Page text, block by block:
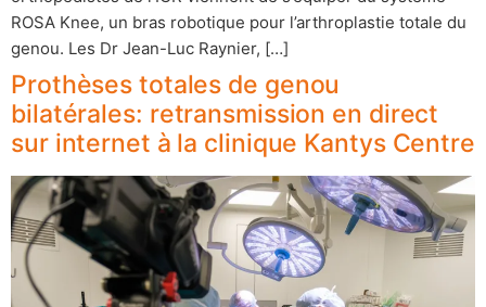
ROSA Knee, un bras robotique pour l’arthroplastie totale du
genou. Les Dr Jean-Luc Raynier, […]
Prothèses totales de genou
bilatérales: retransmission en direct
sur internet à la clinique Kantys Centre